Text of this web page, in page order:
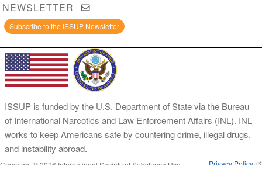
NEWSLETTER
Subscribe to the ISSUP Newsletter
ISSUP is funded by the U.S. Department of State via the Bureau
of International Narcotics and Law Enforcement Affairs (INL). INL
works to keep Americans safe by countering crime, illegal drugs,
and instability abroad.
Copyright © 2026 International Society of Substance Use
Privacy Policy